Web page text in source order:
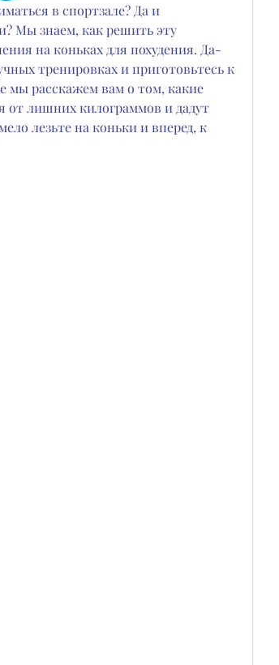
в спортзале? Да и
Мы знаем, как решить эту
на коньках для похудения. Да-
тренировках и приготовьтесь к
мы расскажем вам о том, какие
от лишних килограммов и дадут
лезьте на коньки и вперед, к